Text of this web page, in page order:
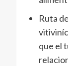
Ruta
que el